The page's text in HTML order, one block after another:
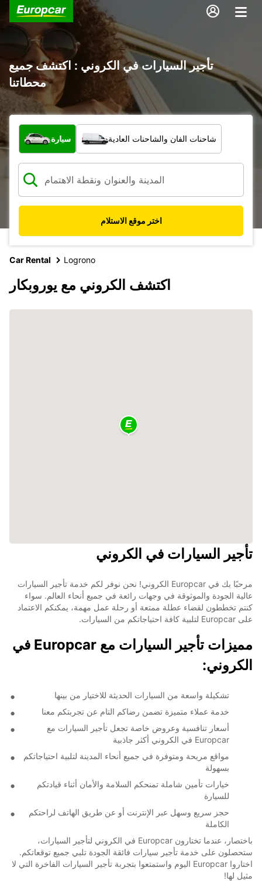
تأجير السيارات في الكروني : اكتشف جميع
محطاتنا
ما نوع المركبة؟
سيارة شاحنات الفان والشاحنات العادية
اختر موقع الاستلام
Car Rental Logrono
اكتشف الكروني مع يوروبكار
تأجير السيارات في الكروني
مرحبًا بك في Europcar الكروني! نحن نوفر لكم خدمة تأجير السيارات
عالية الجودة والموثوقة في وجهات رائعة في جميع أنحاء العالم. سواء
كنتم تخططون لقضاء عطلة ممتعة أو رحلة عمل مهمة، يمكنكم الاعتماد
على Europcar لتلبية كافة احتياجاتكم من السيارات.
مميزات تأجير السيارات مع Europcar في
الكروني:
تشكيلة واسعة من السيارات الحديثة للاختيار من بينها
خدمة عملاء متميزة تضمن رضاكم التام عن تجربتكم معنا
أسعار تنافسية وعروض خاصة تجعل تأجير السيارات مع
Europcar في الكروني أكثر جاذبية
مواقع مريحة ومتوفرة في جميع أنحاء المدينة لتلبية احتياجاتكم
بسهولة
خيارات تأمين شاملة تمنحكم السلامة والأمان أثناء قيادتكم
للسيارة
حجز سريع وسهل عبر الإنترنت أو عن طريق الهاتف لراحتكم
الكاملة
باختصار، عندما تختارون Europcar في الكروني لتأجير السيارات،
ستحصلون على خدمة تأجير سيارات فائقة الجودة تلبي جميع توقعاتكم.
اختاروا Europcar اليوم واستمتعوا بتجربة تأجير السيارات الفاخرة التي لا
مثيل لها!